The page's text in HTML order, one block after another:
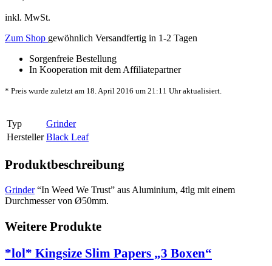
inkl. MwSt.
Zum Shop gewöhnlich Versandfertig in 1-2 Tagen
Sorgenfreie Bestellung
In Kooperation mit dem Affiliatepartner
* Preis wurde zuletzt am 18. April 2016 um 21:11 Uhr aktualisiert.
Typ
Grinder
Hersteller Black Leaf
Produktbeschreibung
Grinder“In Weed We Trust” aus Aluminium, 4tlg mit einem
Durchmesser von Ø50mm.
Weitere Produkte
*lol* Kingsize Slim Papers „3 Boxen“